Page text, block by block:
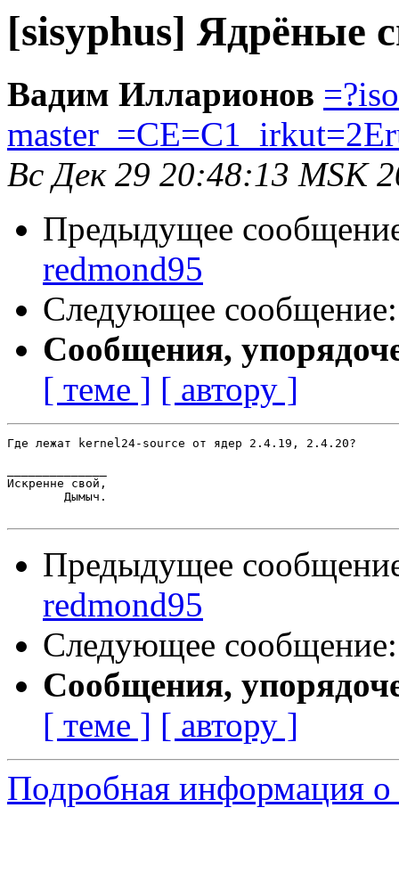
[sisyphus] Ядрёные
Вадим Илларионов
Вс Дек 29 20:48:13 MSK
Предыдущее
redmond95
Следующее
Сообщения,
[ теме ] [ автору ]
Где лежат kernel24-source от ядер 2.4.19, 2.4.20?
Искренне свой,
        Дымыч.
Предыдущее
redmond95
Следующее
Сообщения,
[ теме ] [ автору ]
Подробная информация о